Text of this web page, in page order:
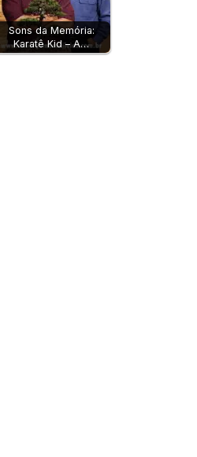
Sons da Memória:
Karatê Kid – A…